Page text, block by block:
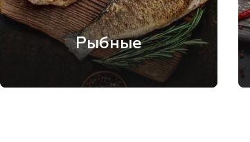
Рыбные